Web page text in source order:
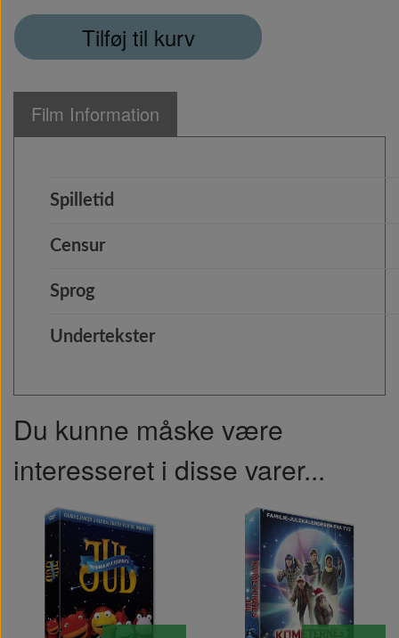
Tilføj til kurv
Film Information
Spilletid
Censur
Sprog
Undertekster
Du kunne måske være
interesseret i disse varer...